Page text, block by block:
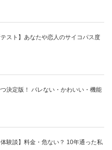
テスト】あなたや恋人のサイコパス度
決定版！ バレない・かわいい・機能
体験談】料金・危ない？ 10年通った私